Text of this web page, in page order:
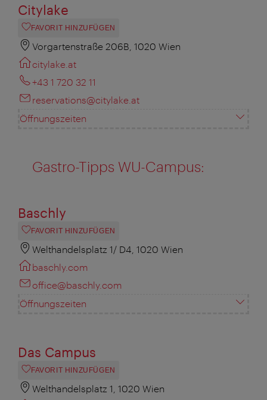
Citylake
FAVORIT HINZUFÜGEN
Vorgartenstraße 206B, 1020 Wien
citylake.at
+43 1 720 32 11
reservations@citylake.at
Öffnungszeiten
Gastro-Tipps WU-Campus:
Baschly
FAVORIT HINZUFÜGEN
Welthandelsplatz 1/ D4, 1020 Wien
baschly.com
office@baschly.com
Öffnungszeiten
Das Campus
FAVORIT HINZUFÜGEN
Welthandelsplatz 1, 1020 Wien